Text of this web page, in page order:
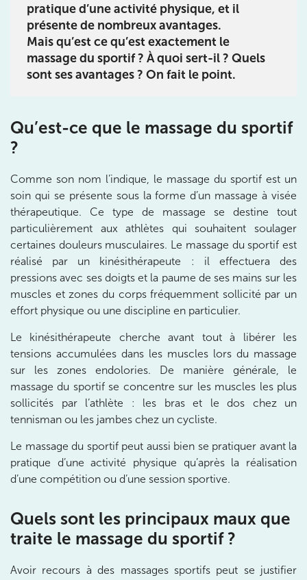
pratique d’une activité physique, et il
présente de nombreux avantages.
Mais qu’est ce qu’est exactement le
massage du sportif ? À quoi sert-il ? Quels
sont ses avantages ? On fait le point.
Qu’est-ce que le massage du sportif
?
Comme son nom l’indique, le massage du sportif est un
soin qui se présente sous la forme d’un massage à visée
thérapeutique. Ce type de massage se destine tout
particulièrement aux athlètes qui souhaitent soulager
certaines douleurs musculaires. Le massage du sportif est
réalisé par un kinésithérapeute : il effectuera des
pressions avec ses doigts et la paume de ses mains sur les
muscles et zones du corps fréquemment sollicité par un
effort physique ou une discipline en particulier.
Le kinésithérapeute cherche avant tout à libérer les
tensions accumulées dans les muscles lors du massage
sur les zones endolories. De manière générale, le
massage du sportif se concentre sur les muscles les plus
sollicités par l’athlète : les bras et le dos chez un
tennisman ou les jambes chez un cycliste.
Le massage du sportif peut aussi bien se pratiquer avant la
pratique d’une activité physique qu’après la réalisation
d’une compétition ou d’une session sportive.
Quels sont les principaux maux que
traite le massage du sportif ?
Avoir recours à des massages sportifs peut se justifier
IK PARIS 16 – TROCADÉRO
8 Av. de Camoens 75116 Paris
01 42 15 22 46
Prenez RDV sur
IK PARIS 15 – SÉGUR
75015 Paris
75015 Paris
Prenez RDV sur
Prenez RDV sur
IK PARIS 6 – CASSETTE
1 Rue Cassette 75006 Paris
1 Rue Cassette 75006 Paris
01 42 84 06 95
Prenez RDV sur
Prenez RDV sur
3 Av. André Morizet 92100 Boulogne-
3 Av. André Morizet 92100 Boulogne-Billancourt